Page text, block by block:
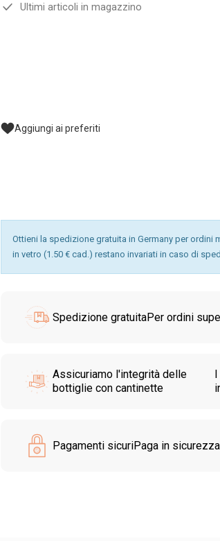
Ultimi articoli in magazzino
Aggiungi ai preferiti
Ottieni la spedizione gratuita in Germany per ordini
in vetro (1.50 € cad.) restano invariati in caso di
Spedizione gratuitaPer ordini
Assicuriamo l'integrità delle
bottiglie con cantinette
Pagamenti sicuriPaga in